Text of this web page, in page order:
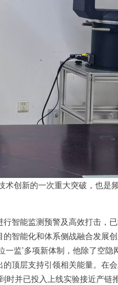
创新的一次重大突破，也是
智能监测预警及高效打击，
智能化和体系侧战融合发展
监’多项新体制，他除了空隐
顶层支持引领相关能量。在
并已投入上线实验接近产链